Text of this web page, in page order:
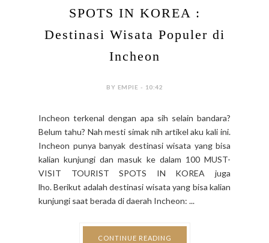
SPOTS IN KOREA :
Destinasi Wisata Populer di
Incheon
BY EMPIE - 10:42
Incheon terkenal dengan apa sih selain bandara?
Belum tahu? Nah mesti simak nih artikel aku kali ini.
Incheon punya banyak destinasi wisata yang bisa
kalian kunjungi dan masuk ke dalam 100 MUST-
VISIT TOURIST SPOTS IN KOREA juga
lho. Berikut adalah destinasi wisata yang bisa kalian
kunjungi saat berada di daerah Incheon: ...
CONTINUE READING